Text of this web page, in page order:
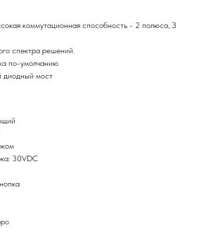
коммутационная способность - 2 полюса, З
спектра решений.
по-умолчанию
диодный мост
30VDC